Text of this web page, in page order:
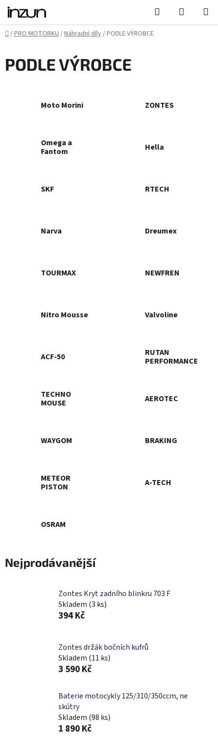
Přejít
obsah
Hledat
KOŠÍK
Domů
/PRO MOTORKU/Náhradní díly/PODLE VÝROBCE
PODLE VÝROBCE
Moto Morini ZONTES
Omega a
Fantom
Hella
SKF RTECH
Narva Dreumex
TOURMAX NEWFREN
Nitro Mousse Valvoline
ACF-50
RUTAN
PERFORMANCE
TECHNO
MOUSE
AEROTEC
WAYGOM BRAKING
METEOR
PISTON
A-TECH
OSRAM
Nejprodávanější
Zontes Kryt zadního blinkru 703 F
Skladem (3 ks)
394 Kč
Zontes držák bočních kufrů
Skladem (11 ks)
3 590 Kč
Baterie motocykly 125/310/350ccm, ne
skútry
Skladem (98 ks)
1 890 Kč